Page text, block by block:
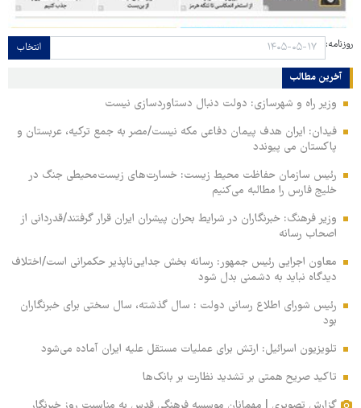
روزنامه: انتخاب
آخرین مطالب
وزیر راه و شهرسازی: دولت دنبال دستاوردسازی نیست
فیدان: ایران هدف پیمان دفاعی مکه نیست/مصر به جمع ترکیه، عربستان و
پاکستان می پیوندد
رئیس سازمان حفاظت محیط زیست: خسارت‌های زیست‌محیطی جنگ در
خلیج فارس را مطالبه‌ می‌کنیم
وزیر فرهنگ: خبرنگاران در شرایط بحران پیشران ایران قرار گرفتند/قدردانی از
اصحاب رسانه
معاون اجرایی رئیس جمهور: رسانه بخش جدایی‌ناپذیر حکمرانی است/اختلاف
دیدگاه نباید به دشمنی بدل شود
رئیس شورای اطلاع رسانی دولت : سال گذشته، سال سختی برای خبرنگاران
بود
تلویزیون اسرائیل: ارتش برای عملیات مستقل علیه ایران آماده می‌شود
تاکید صریح همتی بر تشدید نظارت بر بانک‌ها